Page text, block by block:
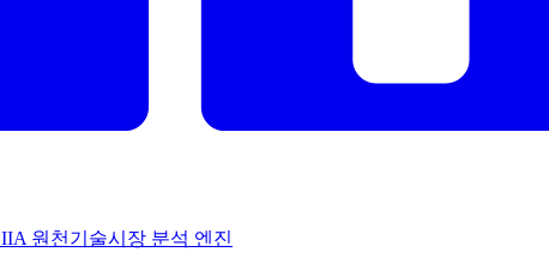
IIA 원천기술시장 분석 엔진